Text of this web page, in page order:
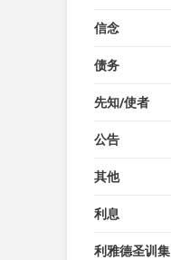
信念
债务
先知/使者
公告
其他
利息
利雅德圣训集